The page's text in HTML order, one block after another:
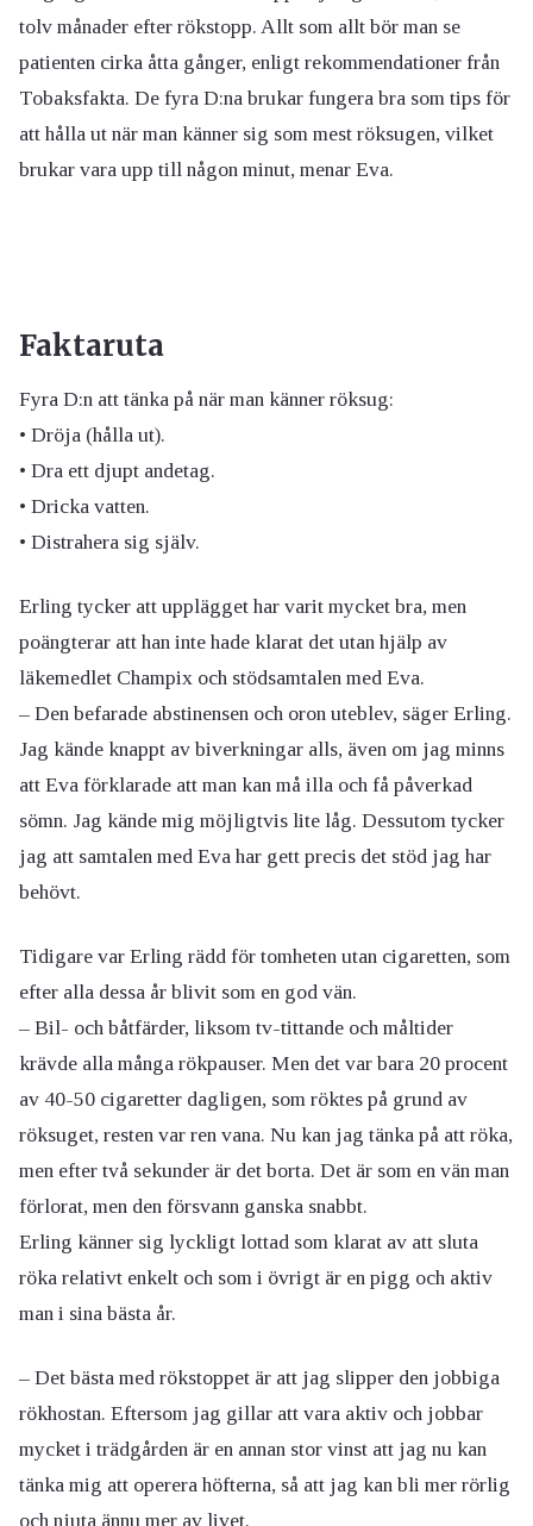
tolv månader efter rökstopp. Allt som allt bör man se
patienten cirka åtta gånger, enligt rekommendationer från
Tobaksfakta. De fyra D:na brukar fungera bra som tips för
att hålla ut när man känner sig som mest röksugen, vilket
brukar vara upp till någon minut, menar Eva.
Faktaruta
Fyra D:n att tänka på när man känner röksug:
• Dröja (hålla ut).
• Dra ett djupt andetag.
• Dricka vatten.
• Distrahera sig själv.
Erling tycker att upplägget har varit mycket bra, men
poängterar att han inte hade klarat det utan hjälp av
läkemedlet Champix och stödsamtalen med Eva.
– Den befarade abstinensen och oron uteblev, säger Erling.
Jag kände knappt av biverkningar alls, även om jag minns
att Eva förklarade att man kan må illa och få påverkad
sömn. Jag kände mig möjligtvis lite låg. Dessutom tycker
jag att samtalen med Eva har gett precis det stöd jag har
behövt.
Tidigare var Erling rädd för tomheten utan cigaretten, som
efter alla dessa år blivit som en god vän.
– Bil- och båtfärder, liksom tv-tittande och måltider
krävde alla många rökpauser. Men det var bara 20 procent
av 40-50 cigaretter dagligen, som röktes på grund av
röksuget, resten var ren vana. Nu kan jag tänka på att röka,
men efter två sekunder är det borta. Det är som en vän man
förlorat, men den försvann ganska snabbt.
Erling känner sig lyckligt lottad som klarat av att sluta
röka relativt enkelt och som i övrigt är en pigg och aktiv
man i sina bästa år.
– Det bästa med rökstoppet är att jag slipper den jobbiga
rökhostan. Eftersom jag gillar att vara aktiv och jobbar
mycket i trädgården är en annan stor vinst att jag nu kan
tänka mig att operera höfterna, så att jag kan bli mer rörlig
och njuta ännu mer av livet.